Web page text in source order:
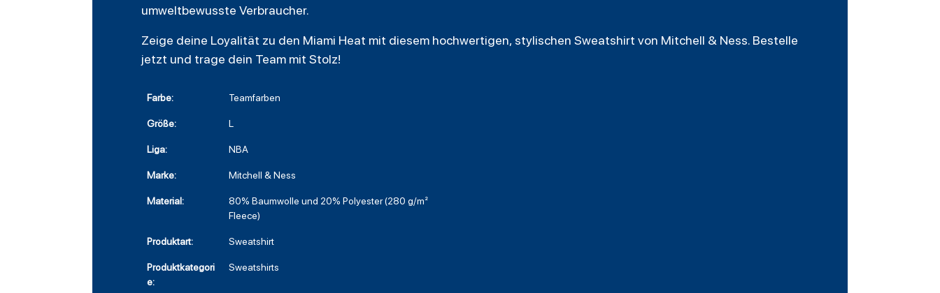
umweltbewusste Verbraucher.
Zeige deine Loyalität zu den Miami Heat mit diesem hochwertigen, stylischen Sweatshirt von Mitchell & Ness. Bestelle
jetzt und trage dein Team mit Stolz!
Farbe: Teamfarben
Größe: L
Liga: NBA
Marke: Mitchell & Ness
Material:
80% Baumwolle und 20% Polyester (280 g/m²
Fleece)
Produktart: Sweatshirt
Produktkategori
e:
Sweatshirts